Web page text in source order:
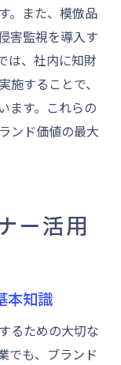
。また、模倣品
害監視を導入す
は、社内に知財
することで、
ます。これらの
ンド価値の最大
ー活用
本知識
るための大切な
でも、ブランド